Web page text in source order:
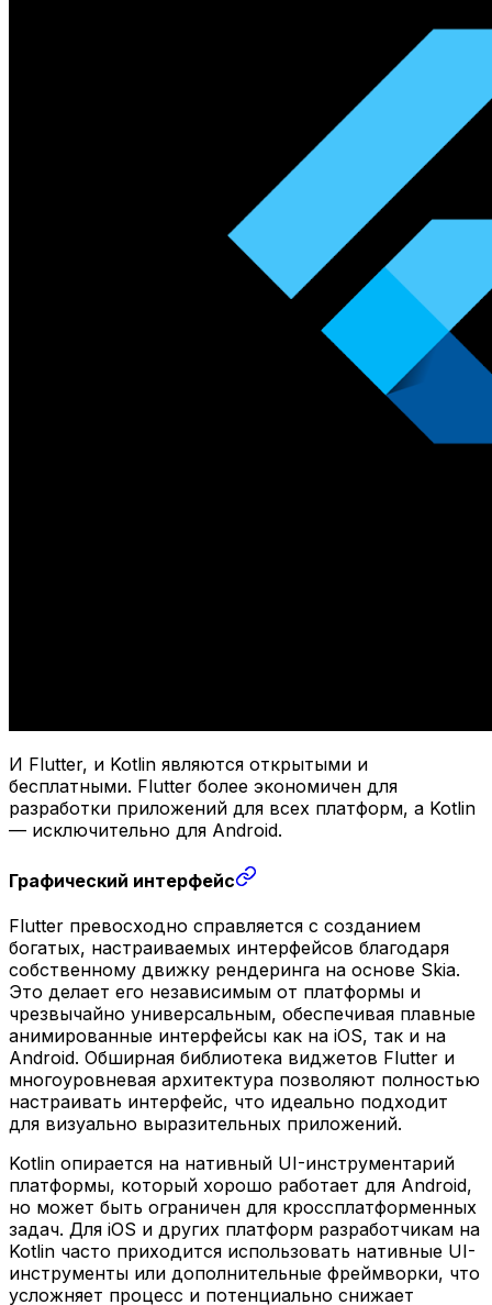
И Flutter, и Kotlin являются открытыми и
бесплатными. Flutter более экономичен для
разработки приложений для всех платформ, а Kotlin
— исключительно для Android.
Графический интерфейс
Flutter превосходно справляется с созданием
богатых, настраиваемых интерфейсов благодаря
собственному движку рендеринга на основе Skia.
Это делает его независимым от платформы и
чрезвычайно универсальным, обеспечивая плавные
анимированные интерфейсы как на iOS, так и на
Android. Обширная библиотека виджетов Flutter и
многоуровневая архитектура позволяют полностью
настраивать интерфейс, что идеально подходит
для визуально выразительных приложений.
Kotlin опирается на нативный UI-инструментарий
платформы, который хорошо работает для Android,
но может быть ограничен для кроссплатформенных
задач. Для iOS и других платформ разработчикам на
Kotlin часто приходится использовать нативные UI-
инструменты или дополнительные фреймворки, что
усложняет процесс и потенциально снижает